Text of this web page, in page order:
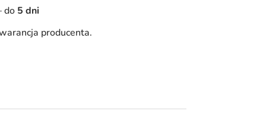
do 5 dni
producenta.